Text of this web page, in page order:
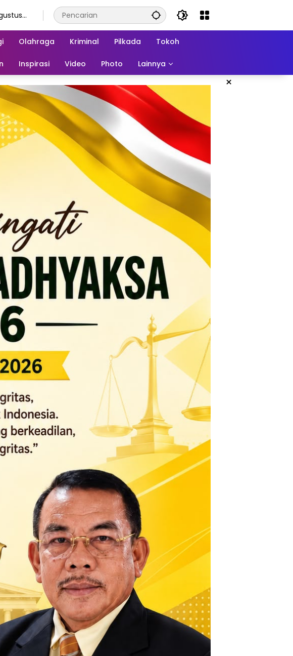
Olahraga Kriminal Pilkada Tokoh
Inspirasi Video Photo Lainnya
×